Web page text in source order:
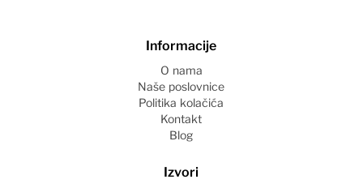
Informacije
O nama
Naše poslovnice
Politika kolačića
Kontakt
Blog
Izvori